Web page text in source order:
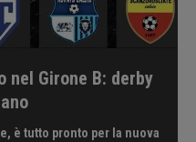
Girone B: derby
è tutto pronto per la nuova